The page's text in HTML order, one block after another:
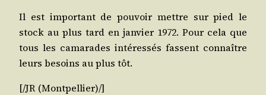
Il est impor­tant de pou­voir mettre sur pied le
stock au plus tard en jan­vier 1972. Pour cela que
tous les cama­rades inté­res­sés fassent connaître
leurs besoins au plus tôt.
[/​JR (Montpellier)/]